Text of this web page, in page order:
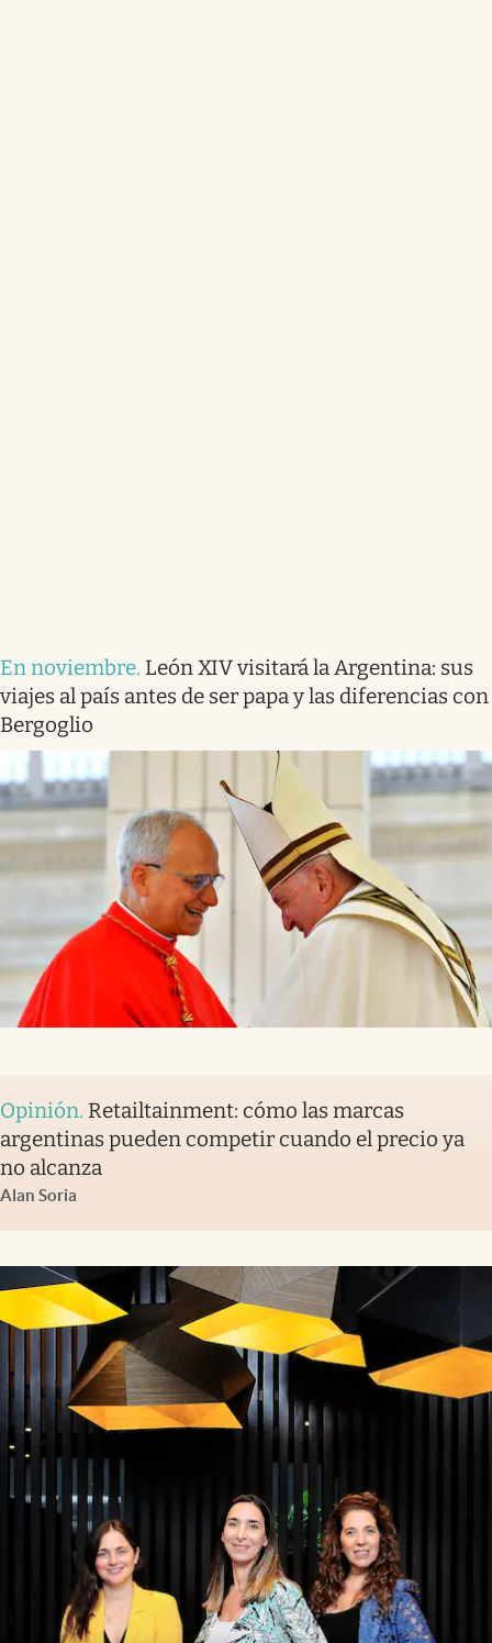
En noviembre. León XIV visitará la Argentina: sus
viajes al país antes de ser papa y las diferencias con
Bergoglio
Opinión. Retailtainment: cómo las marcas
argentinas pueden competir cuando el precio ya
no alcanza
Alan Soria